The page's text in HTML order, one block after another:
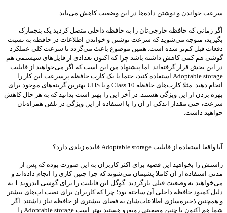
سرعت خواندن و نوشتن داده‌ها در این وضعیت کاهش می‌یابد
اگر زمانی که حافظه خارجی‌تان را به حافظه داخلی متصل کردید یک بنچمارک
بگیرید، متوجه می‌شوید که سرعت نوشتن و خواندن اطلاعات در حافظه به نسبت
دفعات قبل کم‌تر شده است. همین موضوع باعث می‌گردد تا سرعت کلی عملکرد
گوشی هم کمی کاهش داشته باشد چرا که اکنون تعدادی از فایل‌های سیستمی هم
در این بخش قرار گرفته‌اند. اما پیشنهاد من این است که اگر می‌خواهید از قابلیت
Adoptable storage استفاده کنید، حتما با یک کارت حافظه پرسرعت این کار را
انجام دهید. مثلا کارت‌های حافظه Class 10 و یا UHS بهترین گزینه‌های موجود برای
بهره بردن از این ویژگی هستند. در آخر این را بهتر است بدانید که به هر حال کاهش
سرعت، حتی مقدار اندکی از آن را با استفاده از این ویژگی در تلفن‌ همراه‌تان
حواهید داشت.
آیا واقعا استفاده از قابلیت Adoptable storage فایده زیادی دارد؟
راستش را بخواهید این قضیه برای اکثر کاربران به این صورت بوده که پس از
مدتی استفاده از آن کاملا پشیمان می‌شوند که چرا چنین کاری را انجام داده‌اند و
می‌خواهند به وضعیت قبلی بازگردند. گوگل این قابلیت را برای گوشی اندروید 1 به
دلیل کمبود حافظه داخلی آن ساخته بود؛ چرا که کاربران برای نصب اپ‌های بیشتر
و همچنین ذخیره‌سازی اطلاعات‌شان به فضای بیشتری از حافظه نیاز داشتند. اگر
شما هم‌ اکنون با چنین وضعیتی روبه‌رو هستید بهتر است Adoptable storage را